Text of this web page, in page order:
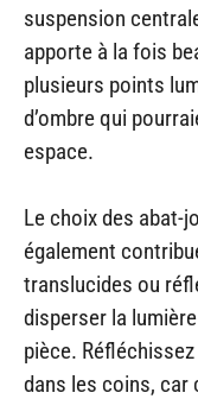
suspension
apporte à la fois
plusieurs points
d’ombre qui
espace.
Le choix des abat-
également
translucides ou
disperser la
pièce.
dans les coins, car